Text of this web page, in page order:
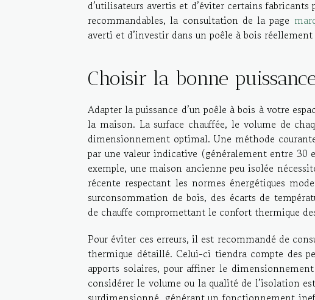
d’utilisateurs avertis et d’éviter certains fabricants
recommandables, la consultation de la page
averti et d’investir dans un poêle à bois
Choisir la bonne
Adapter la puissance d’un poêle à bois à votre
la maison. La surface chauffée, le volume de
dimensionnement optimal. Une méthode
par une valeur indicative (généralement entre 30
exemple, une maison ancienne peu isolée
récente respectant les normes énergétiques
surconsommation de bois, des écarts de
de chauffe compromettant le confort thermique
Pour éviter ces erreurs, il est recommandé de
thermique détaillé. Celui-ci tiendra compte des
apports solaires, pour affiner le
considérer le volume ou la qualité de l’isolation